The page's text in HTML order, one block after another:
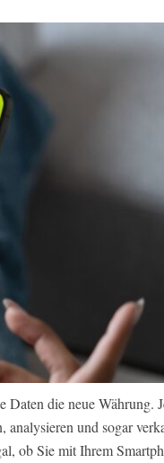
Daten die neue Währung.
und sogar
ob Sie mit Ihrem